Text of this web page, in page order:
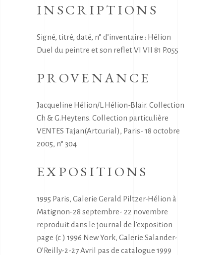
INSCRIPTIONS
Signé, titré, daté, n° d’inventaire : Hélion
Duel du peintre et son reflet VI VII 81 P.055
PROVENANCE
Jacqueline Hélion/L.Hélion-Blair. Collection
Ch & G.Heytens. Collection particulière
VENTES Tajan(Artcurial), Paris- 18 octobre
2005, n° 304
EXPOSITIONS
1995 Paris, Galerie Gerald Piltzer-Hélion à
Matignon-28 septembre- 22 novembre
reproduit dans le journal de l’exposition
page (c ) 1996 New York, Galerie Salander-
O’Reilly-2-27 Avril pas de catalogue 1999